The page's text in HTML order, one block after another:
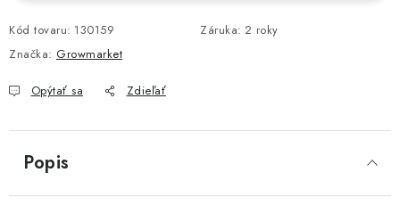
Kód tovaru: 130159 Záruka: 2 roky
Značka: Growmarket
Opýtať sa Zdieľať
Popis